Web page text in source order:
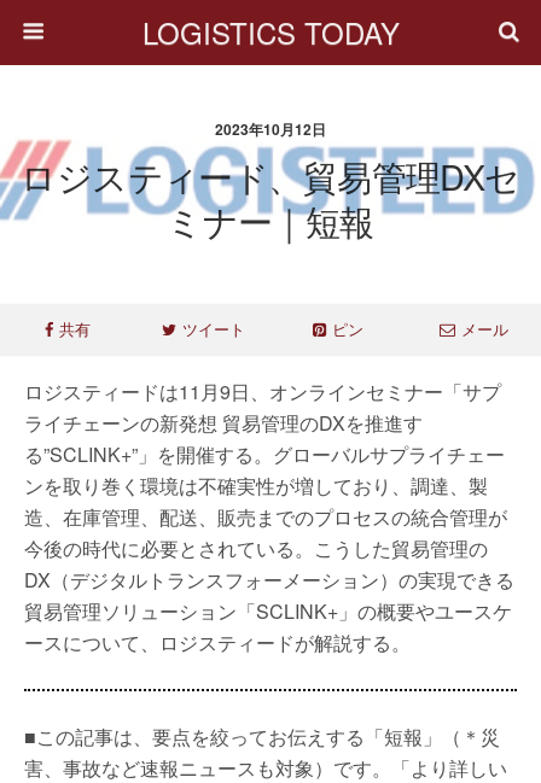
LOGISTICS TODAY
2023年10月12日
ロジスティード、貿易管理DXセ
ミナー｜短報
共有 ツイート ピン メール
ロジスティードは11月9日、オンラインセミナー「サプ
ライチェーンの新発想 貿易管理のDXを推進す
る”SCLINK+”」を開催する。グローバルサプライチェー
ンを取り巻く環境は不確実性が増しており、調達、製
造、在庫管理、配送、販売までのプロセスの統合管理が
今後の時代に必要とされている。こうした貿易管理の
DX（デジタルトランスフォーメーション）の実現できる
貿易管理ソリューション「SCLINK+」の概要やユースケ
ースについて、ロジスティードが解説する。
■この記事は、要点を絞ってお伝えする「短報」（＊災
害、事故など速報ニュースも対象）です。「より詳しい